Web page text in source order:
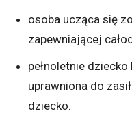
osoba ucząca się
zapewniającej
pełnoletnie
uprawniona do
dziecko.